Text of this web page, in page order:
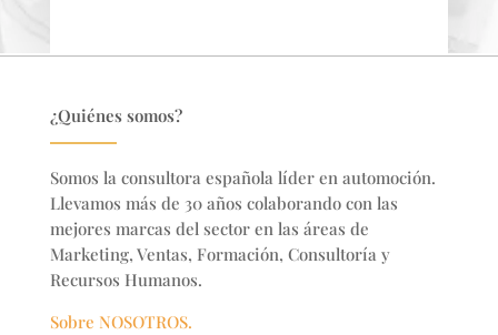
¿Quiénes somos?
Somos la consultora española líder en automoción.
Llevamos más de 30 años colaborando con las
mejores marcas del sector en las áreas de
Marketing, Ventas, Formación, Consultoría y
Recursos Humanos.
Sobre NOSOTROS.